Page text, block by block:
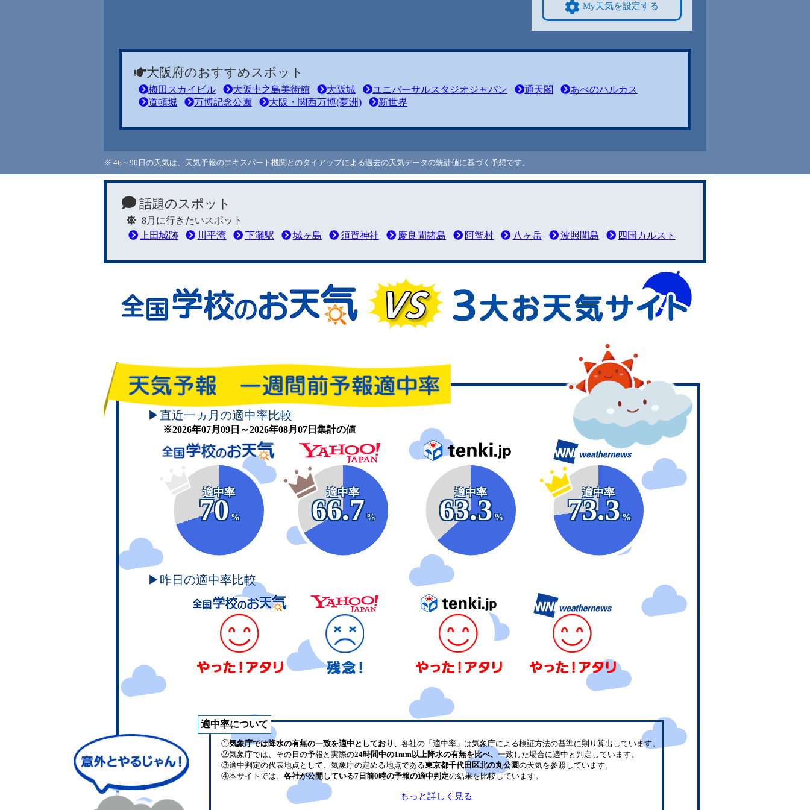
My天気を設定する
大阪府のおすすめスポット
梅田スカイビル 大阪中之島美術館 大阪城 ユニバーサルスタジオジャパン 通天閣
あべのハルカス
道頓堀
万博記念公園 大阪・関西万博(夢洲) 新世界
※ 46～90日の天気は、天気予報のエキスパート機関とのタイアップによる過去の天気データの統計値に基づく予想です。
話題のスポット
8月に行きたいスポット
上田城跡
川平湾 下灘駅 城ヶ島 須賀神社 慶良間諸島 阿智村 八ヶ岳 波照間島 四国カルスト
▶直近一ヵ月の適中率比較
※2026年07月09日～2026年08月07日集計の値
適中率
70
%
適中率
66.7
%
適中率
63.3
%
適中率
73.3
%
▶昨日の適中率比較
適中率について
①気象庁では降水の有無の一致を適中としており、 各社の「適中率」は気象庁による検証方法の基準に則り算出しています。
②気象庁では、その日の予報と実際の24時間中の1mm以上降水の有無を比べ、 一致した場合に適中と判定しています。
③適中判定の代表地点として、気象庁の定める地点である東京都千代田区北の丸公園の天気を参照しています。
④本サイトでは、 各社が公開している7日前0時の予報の適中判定の結果を比較しています。
もっと詳しく見る